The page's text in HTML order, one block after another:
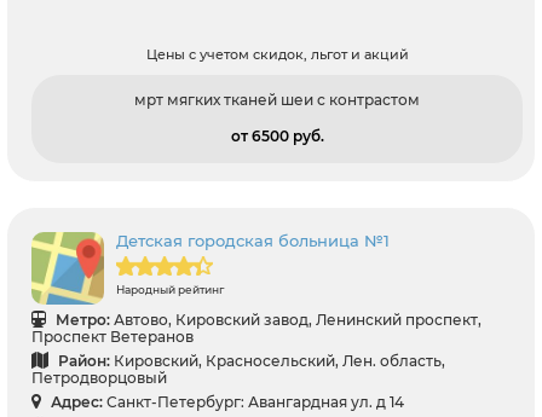
Цены с учетом скидок, льгот и акций
мрт мягких тканей шеи с контрастом
от 6500 pуб.
Детская городская больница №1
Народный рейтинг
Метро: Автово, Кировский завод, Ленинский проспект,
Проспект Ветеранов
Район: Кировский, Красносельский, Лен. область,
Петродворцовый
Адрес: Санкт-Петербург: Авангардная ул. д 14